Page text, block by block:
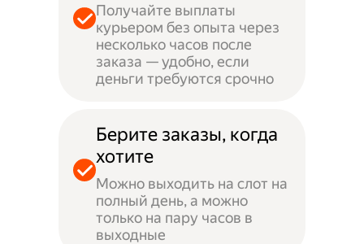
Получайте выплаты
курьером без опыта через
несколько часов после
заказа — удобно, если
деньги требуются срочно
Берите заказы, когда
хотите
Можно выходить на слот на
полный день, а можно
только на пару часов в
выходные